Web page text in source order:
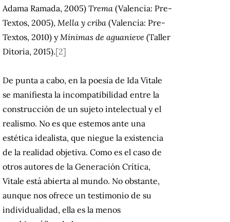
Adama Ramada, 2005) Trema (Valencia: Pre-
Textos, 2005), Mella y criba (Valencia: Pre-
Textos, 2010) yMínimas de aguanieve (Taller
Ditoria, 2015).[2]
De punta a cabo, en la poesía de Ida Vitale
se manifiesta la incompatibilidad entre la
construcción de un sujeto intelectual y el
realismo. No es que estemos ante una
estética idealista, que niegue la existencia
de la realidad objetiva. Como es el caso de
otros autores de la Generación Crítica,
Vitale está abierta al mundo. No obstante,
aunque nos ofrece un testimonio de su
individualidad, ella es la menos